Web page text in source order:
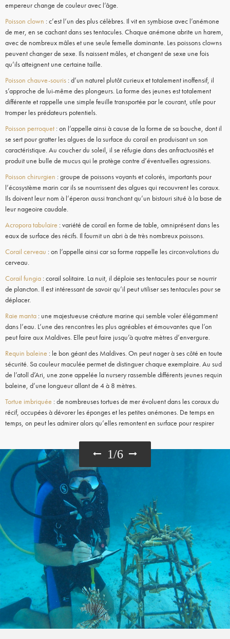
empereur change de couleur avec l’âge.
Poisson clown : c’est l’un des plus célèbres. Il vit en symbiose avec l’anémone
de mer, en se cachant dans ses tentacules. Chaque anémone abrite un harem,
avec de nombreux mâles et une seule femelle dominante. Les poissons clowns
peuvent changer de sexe. Ils naissent mâles, et changent de sexe une fois
qu’ils atteignent une certaine taille.
Poisson chauve-souris : d’un naturel plutôt curieux et totalement inoffensif, il
s’approche de lui-même des plongeurs. La forme des jeunes est totalement
différente et rappelle une simple feuille transportée par le courant, utile pour
tromper les prédateurs potentiels.
Poisson perroquet : on l’appelle ainsi à cause de la forme de sa bouche, dont il
se sert pour gratter les algues de la surface du corail en produisant un son
caractéristique. Au coucher du soleil, il se réfugie dans des anfractuosités et
produit une bulle de mucus qui le protège contre d’éventuelles agressions.
Poisson chirurgien : groupe de poissons voyants et colorés, importants pour
l’écosystème marin car ils se nourrissent des algues qui recouvrent les coraux.
Ils doivent leur nom à l’éperon aussi tranchant qu’un bistouri situé à la base de
leur nageoire caudale.
Acropora tabulaire : variété de corail en forme de table, omniprésent dans les
eaux de surface des récifs. Il fournit un abri à de très nombreux poissons.
Corail cerveau : on l’appelle ainsi car sa forme rappelle les circonvolutions du
cerveau.
Corail fungia : corail solitaire. La nuit, il déploie ses tentacules pour se nourrir
de plancton. Il est intéressant de savoir qu’il peut utiliser ses tentacules pour se
déplacer.
Raie manta : une majestueuse créature marine qui semble voler élégamment
dans l’eau. L’une des rencontres les plus agréables et émouvantes que l’on
peut faire aux Maldives. Elle peut faire jusqu’à quatre mètres d’envergure.
Requin baleine : le bon géant des Maldives. On peut nager à ses côté en toute
sécurité. Sa couleur maculée permet de distinguer chaque exemplaire. Au sud
de l’atoll d’Ari, une zone appelée la nursery rassemble différents jeunes requin
baleine, d’une longueur allant de 4 à 8 mètres.
Tortue imbriquée : de nombreuses tortues de mer évoluent dans les coraux du
récif, occupées à dévorer les éponges et les petites anémones. De temps en
temps, on peut les admirer alors qu’elles remontent en surface pour respirer
1/6